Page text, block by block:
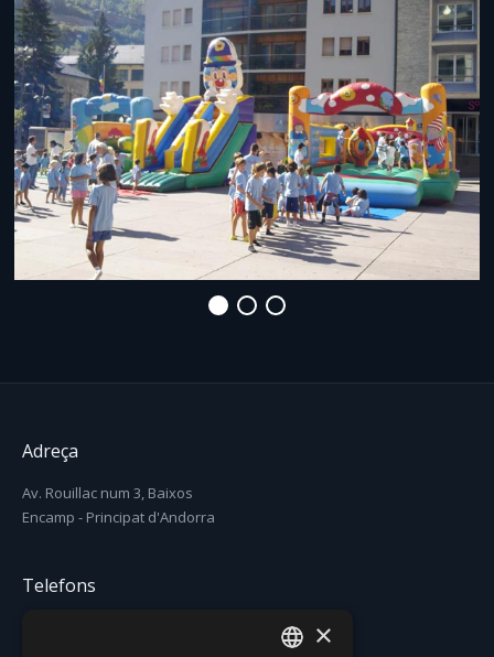
Adreça
Av. Rouillac num 3, Baixos
Encamp - Principat d'Andorra
Telefons
×